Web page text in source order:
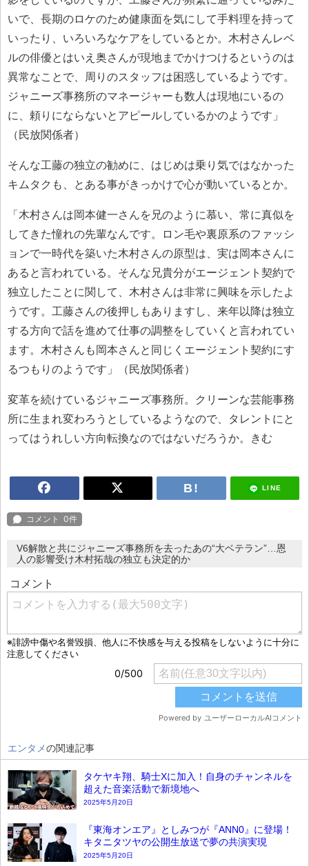
いで、長期のロケのため健康面を気にして手料理を持って
いったり、いろいろなケアをしているとか。木村さんレベ
ルの俳優とはいえ奥さんが現地までかけつけるというのは
異常なことで、周りのスタッフは困惑しているようです。
ジャニーズ事務所のマネージャーも数人は現地にいるの
に、頼りにならないとアピールしているかのようです」
（民放関係者）
そんな工藤の独立の勧めに、はじめは乗り気ではなかった
キムタクも、とある事がきっかけで心が動いているとか。
「木村さんは岡本健一さんを兄のように慕い、常に真似を
してきた憧れの先輩なんです。ロン毛や裏原系のファッシ
ョンで一時代を築いた木村さんの原型は、実は岡本さんに
あると言われている。そんな兄貴分がエージェント契約で
独立したことに関して、木村さんは非常に興味を示したよ
うです。工藤さんの後押しもありますし、来年以降は独立
する方向で話を進めて仕事の調整をしていくと言われてい
ます。木村さんも岡本さんと同じくエージェント契約にす
るつもりのようです」（民放関係者）
変革を続けているジャニーズ事務所。クリーンな芸能事務
所に生まれ変わろうとしているようなので、タレントにと
ってはうれしい方向転換なのではないだろうか。きむ
LINE
V6解散と共にジャニーズ事務所を去ったあの“大ベテラン”…恩
人の影響受け木村拓哉の独立も決定的か
エンタメの関連記事
タケヤキ翔、騎士Xに加入！自身のチャンネルを
超えた音楽活動で新境地へ
2025年5月20日
『東海オンエア』としみつが『ANN0』に登場！
キタニタツヤの公開生放送で夢の共演実現
2025年5月20日